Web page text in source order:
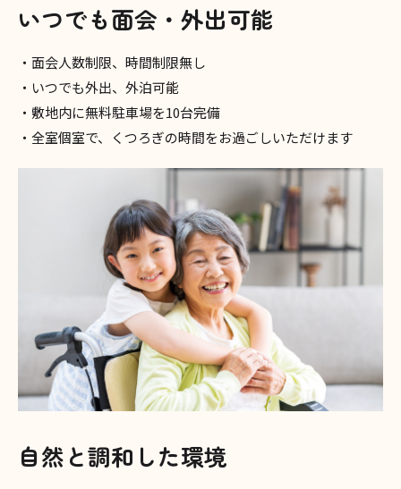
いつでも面会・外出可能
・面会人数制限、時間制限無し
・いつでも外出、外泊可能
・敷地内に無料駐車場を10台完備
・全室個室で、くつろぎの時間をお過ごしいただけます
自然と調和した環境